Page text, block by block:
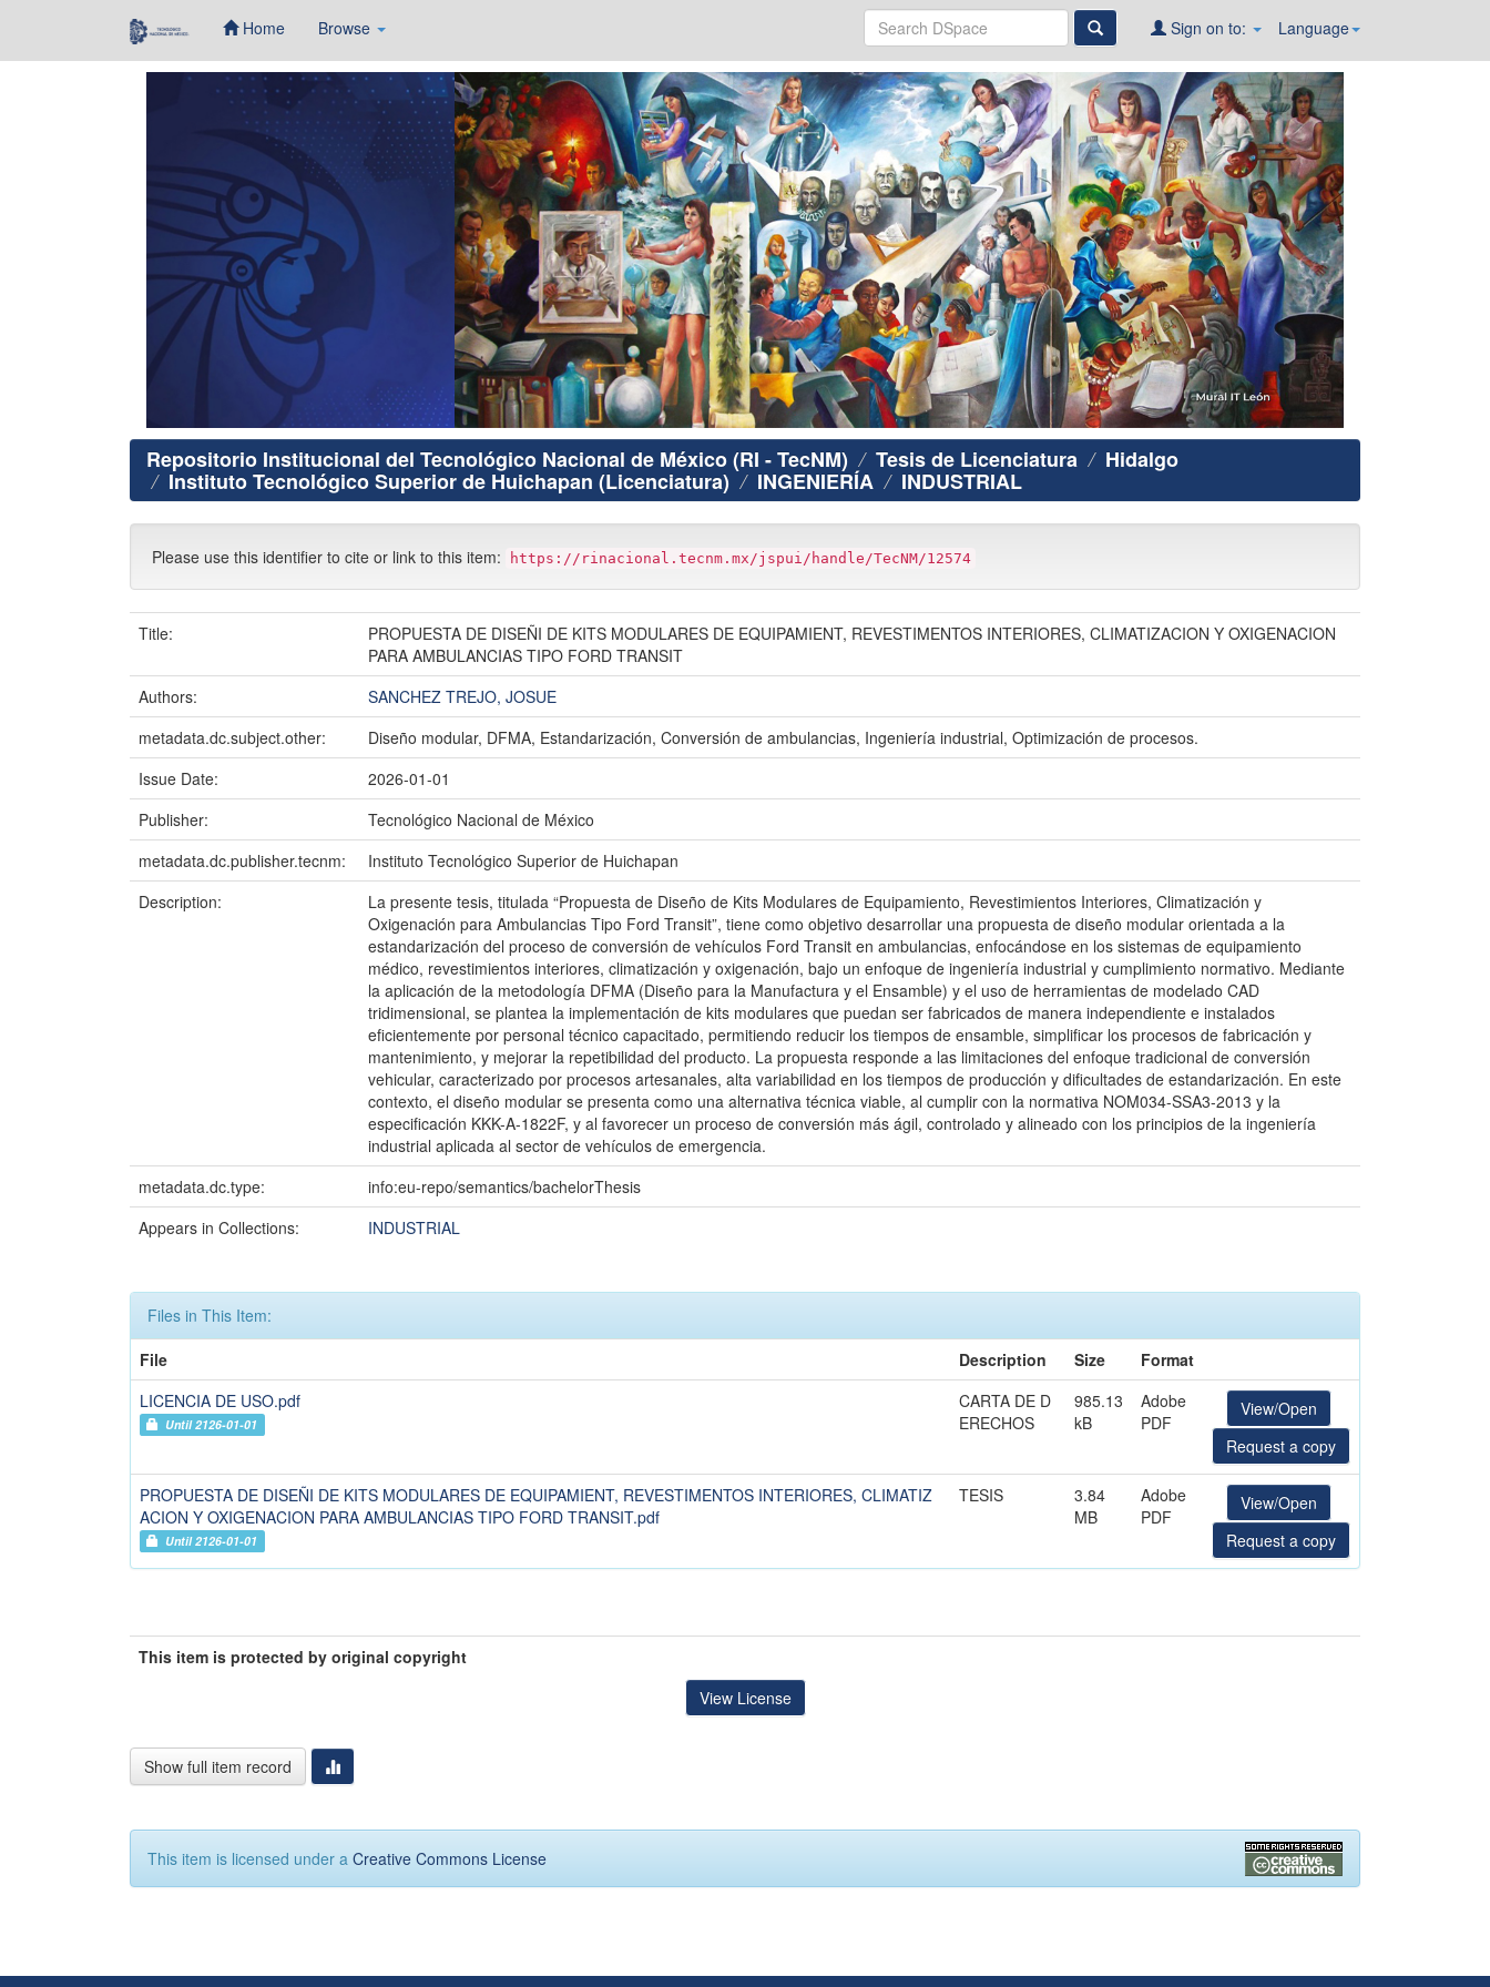
Home Browse Language
Sign on to:
Repositorio Institucional del Tecnológico Nacional de México (RI - TecNM) Tesis de Licenciatura Hidalgo
Instituto Tecnológico Superior de Huichapan (Licenciatura) INGENIERÍA INDUSTRIAL
Please use this identifier to cite or link to this item: https://rinacional.tecnm.mx/jspui/handle/TecNM/12574
Title:
PROPUESTA DE DISEÑI DE KITS MODULARES DE EQUIPAMIENT, REVESTIMENTOS INTERIORES, CLIMATIZACION Y OXIGENACION
PARA AMBULANCIAS TIPO FORD TRANSIT
Authors:
SANCHEZ TREJO, JOSUE
metadata.dc.subject.other:
Diseño modular, DFMA, Estandarización, Conversión de ambulancias, Ingeniería industrial, Optimización de procesos.
Issue Date:
2026-01-01
Publisher:
Tecnológico Nacional de México
metadata.dc.publisher.tecnm:
Instituto Tecnológico Superior de Huichapan
Description:
La presente tesis, titulada “Propuesta de Diseño de Kits Modulares de Equipamiento, Revestimientos Interiores, Climatización y
Oxigenación para Ambulancias Tipo Ford Transit”, tiene como objetivo desarrollar una propuesta de diseño modular orientada a la
estandarización del proceso de conversión de vehículos Ford Transit en ambulancias, enfocándose en los sistemas de equipamiento
médico, revestimientos interiores, climatización y oxigenación, bajo un enfoque de ingeniería industrial y cumplimiento normativo. Mediante
la aplicación de la metodología DFMA (Diseño para la Manufactura y el Ensamble) y el uso de herramientas de modelado CAD
tridimensional, se plantea la implementación de kits modulares que puedan ser fabricados de manera independiente e instalados
eficientemente por personal técnico capacitado, permitiendo reducir los tiempos de ensamble, simplificar los procesos de fabricación y
mantenimiento, y mejorar la repetibilidad del producto. La propuesta responde a las limitaciones del enfoque tradicional de conversión
vehicular, caracterizado por procesos artesanales, alta variabilidad en los tiempos de producción y dificultades de estandarización. En este
contexto, el diseño modular se presenta como una alternativa técnica viable, al cumplir con la normativa NOM034-SSA3-2013 y la
especificación KKK-A-1822F, y al favorecer un proceso de conversión más ágil, controlado y alineado con los principios de la ingeniería
industrial aplicada al sector de vehículos de emergencia.
metadata.dc.type:
info:eu-repo/semantics/bachelorThesis
Appears in Collections:
INDUSTRIAL
Files in This Item:
File
Description Size
Format
LICENCIA DE USO.pdf
Until 2126-01-01
CARTA DE D
ERECHOS
985.13
kB
Adobe
PDF
View/Open
Request a copy
PROPUESTA DE DISEÑI DE KITS MODULARES DE EQUIPAMIENT, REVESTIMENTOS INTERIORES, CLIMATIZ
ACION Y OXIGENACION PARA AMBULANCIAS TIPO FORD TRANSIT.pdf
Until 2126-01-01
TESIS
3.84
MB
Adobe
PDF
View/Open
Request a copy
This item is protected by original copyright
View License
Show full item record
This item is licensed under a Creative Commons License